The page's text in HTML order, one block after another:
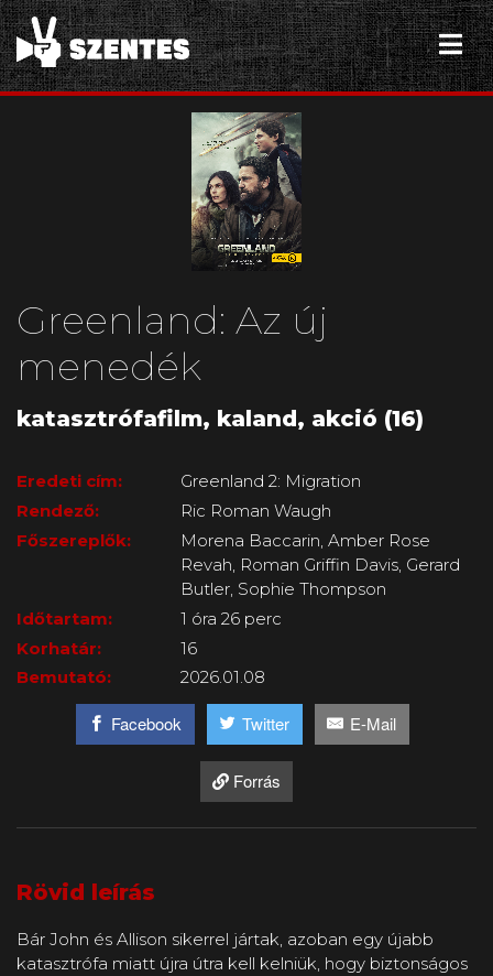
Greenland: Az új
menedék
katasztrófafilm, kaland, akció (16)
Eredeti cím:
Greenland 2: Migration
Rendező:
Ric Roman Waugh
Főszereplők:
Morena Baccarin, Amber Rose
Revah, Roman Griffin Davis, Gerard
Butler, Sophie Thompson
Időtartam:
1 óra 26 perc
Korhatár:
16
Bemutató:
2026.01.08
Facebook Twitter E-Mail
Forrás
Rövid leírás
Bár John és Allison sikerrel jártak, azoban egy újabb
katasztrófa miatt újra útra kell kelniük, hogy biztonságos